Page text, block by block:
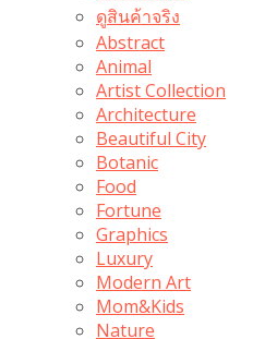
ดูสินค้าจริง
Abstract
Animal
Artist Collection
Architecture
Beautiful City
Botanic
Food
Fortune
Graphics
Luxury
Modern Art
Mom&Kids
Nature